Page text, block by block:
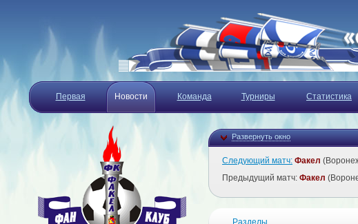
Первая Новости Команда Турниры Статистика
Развернуть окно
Следующий матч: Факел
Предыдущий матч: Факел
Разделы